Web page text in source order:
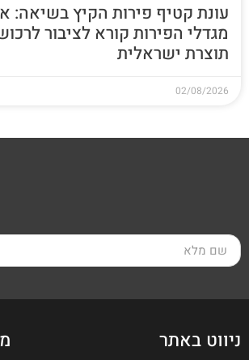
עונת קטיף פירות הקיץ בשיאה:
מגדלי הפירות קורא לציבור
תוצרת ישראלית
02/08/2026
ניווט באתר